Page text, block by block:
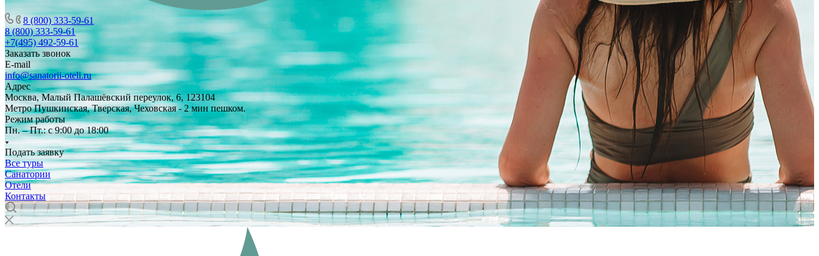
8 (800) 333-59-61
8 (800) 333-59-61
+7(495) 492-59-61
Заказать звонок
E-mail
info@sanatorii-oteli.ru
Адрес
Москва, Малый Палашёвский переулок, 6, 123104
Метро Пушкинская, Тверская, Чеховская - 2 мин пешком.
Режим работы
Пн. – Пт.: с 9:00 до 18:00
Подать заявку
Все туры
Санатории
Отели
Контакты